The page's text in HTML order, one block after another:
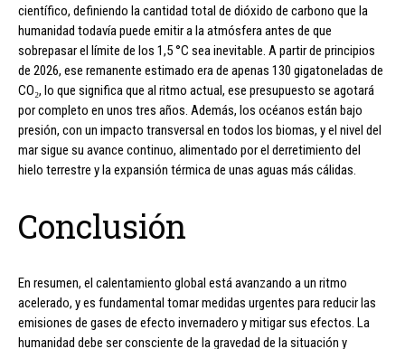
científico, definiendo la cantidad total de dióxido de carbono que la
humanidad todavía puede emitir a la atmósfera antes de que
sobrepasar el límite de los 1,5 °C sea inevitable. A partir de principios
de 2026, ese remanente estimado era de apenas 130 gigatoneladas de
CO₂, lo que significa que al ritmo actual, ese presupuesto se agotará
por completo en unos tres años. Además, los océanos están bajo
presión, con un impacto transversal en todos los biomas, y el nivel del
mar sigue su avance continuo, alimentado por el derretimiento del
hielo terrestre y la expansión térmica de unas aguas más cálidas.
Conclusión
En resumen, el calentamiento global está avanzando a un ritmo
acelerado, y es fundamental tomar medidas urgentes para reducir las
emisiones de gases de efecto invernadero y mitigar sus efectos. La
humanidad debe ser consciente de la gravedad de la situación y